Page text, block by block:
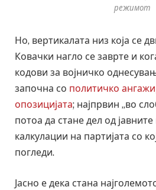
режимот
Но, вертикалата низ која се
Ковачки нагло се заврте и
кодови за војничко
започна со политичко
опозицијата; најпрвин „во
потоа да стане дел од
калкулации на партијата со
погледи.
Јасно е дека стана